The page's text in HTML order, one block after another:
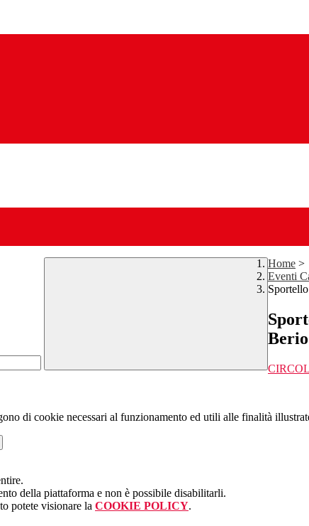
Home >
Eventi
Berio
di cookie necessari al funzionamento ed utili alle finalità
della piattaforma e non è possibile disabilitarli.
potete visionare la COOKIE POLICY.